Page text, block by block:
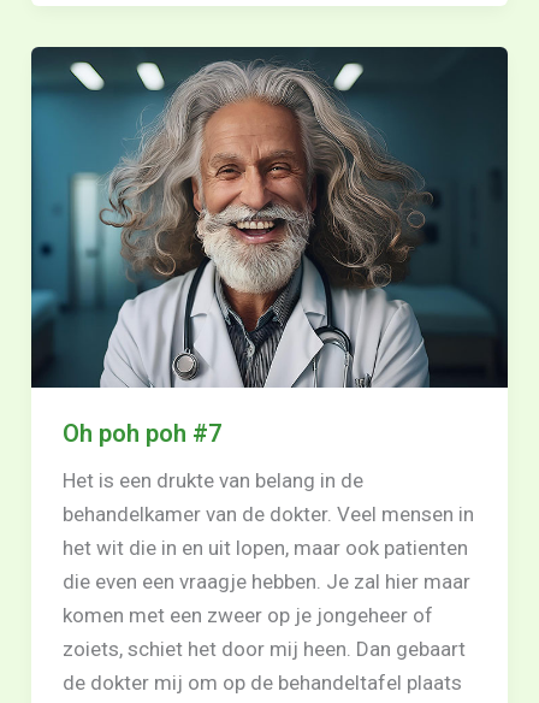
Oh poh poh #7
Het is een drukte van belang in de
behandelkamer van de dokter. Veel mensen in
het wit die in en uit lopen, maar ook patienten
die even een vraagje hebben. Je zal hier maar
komen met een zweer op je jongeheer of
zoiets, schiet het door mij heen. Dan gebaart
de dokter mij om op de behandeltafel plaats